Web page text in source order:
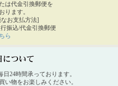
は代金引換郵便を
ります。
お支払方法]
振込/代金引換郵便
ら
日24時間承っております。
い物をお楽しみください。